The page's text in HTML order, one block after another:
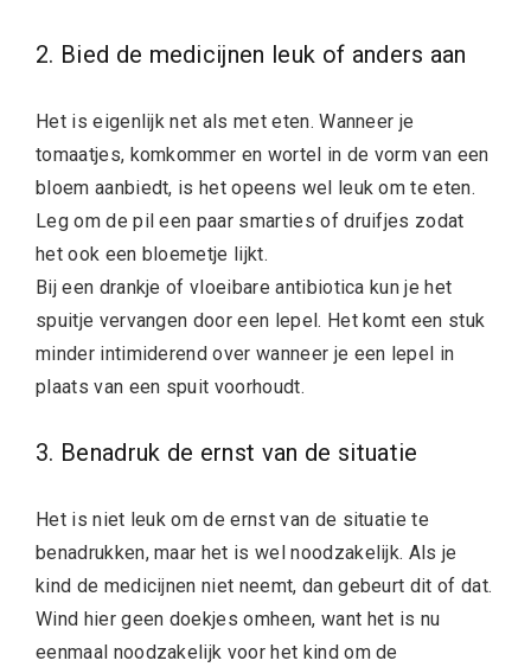
2. Bied de medicijnen leuk of anders aan
Het is eigenlijk net als met eten. Wanneer je
tomaatjes, komkommer en wortel in de vorm van een
bloem aanbiedt, is het opeens wel leuk om te eten.
Leg om de pil een paar smarties of druifjes zodat
het ook een bloemetje lijkt.
Bij een drankje of vloeibare antibiotica kun je het
spuitje vervangen door een lepel. Het komt een stuk
minder intimiderend over wanneer je een lepel in
plaats van een spuit voorhoudt.
3. Benadruk de ernst van de situatie
Het is niet leuk om de ernst van de situatie te
benadrukken, maar het is wel noodzakelijk. Als je
kind de medicijnen niet neemt, dan gebeurt dit of dat.
Wind hier geen doekjes omheen, want het is nu
eenmaal noodzakelijk voor het kind om de